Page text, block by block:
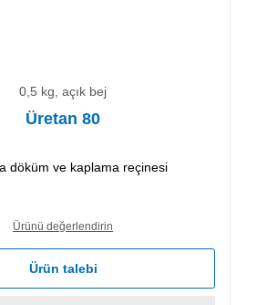
0,5 kg, açık bej
Üretan 80
döküm ve kaplama reçinesi
Ürünü değerlendirin
Ürün talebi